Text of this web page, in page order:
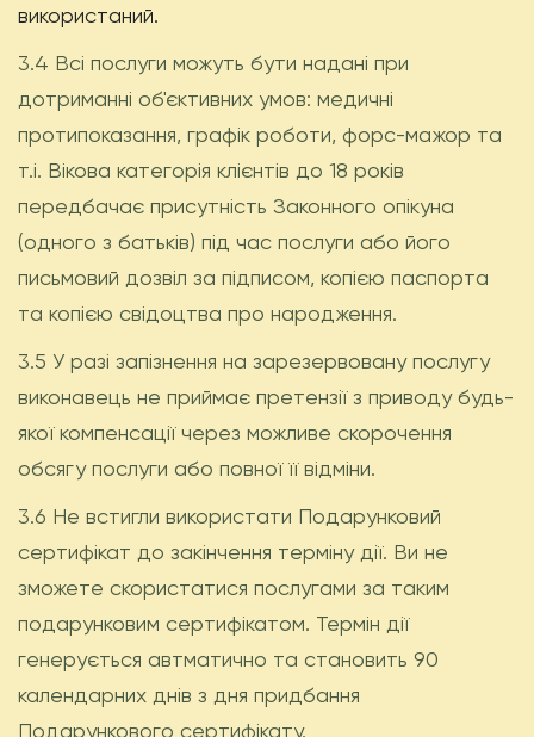
використаний.
3.4 Всі послуги можуть бути надані при
дотриманні об'єктивних умов: медичні
протипоказання, графік роботи, форс-мажор та
т.і. Вікова категорія клієнтів до 18 років
передбачає присутність Законного опікуна
(одного з батьків) під час послуги або його
письмовий дозвіл за підписом, копією паспорта
та копією свідоцтва про народження.
3.5 У разі запізнення на зарезервовану послугу
виконавець не приймає претензії з приводу будь-
якої компенсації через можливе скорочення
обсягу послуги або повної її відміни.
3.6 Не встигли використати Подарунковий
сертифікат до закінчення терміну дії. Ви не
зможете скористатися послугами за таким
подарунковим сертифікатом. Термін дії
генерується автматично та становить 90
календарних днів з дня придбання
Подарункового сертифікату.